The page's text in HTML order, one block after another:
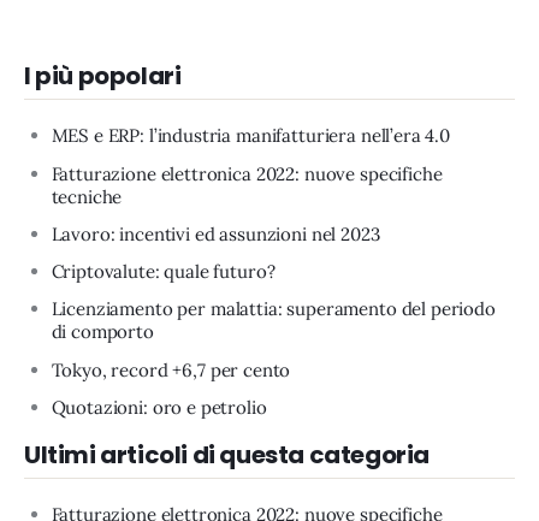
I più popolari
MES e ERP: l’industria manifatturiera nell’era 4.0
Fatturazione elettronica 2022: nuove specifiche
tecniche
Lavoro: incentivi ed assunzioni nel 2023
Criptovalute: quale futuro?
Licenziamento per malattia: superamento del periodo
di comporto
Tokyo, record +6,7 per cento
Quotazioni: oro e petrolio
Ultimi articoli di questa categoria
Fatturazione elettronica 2022: nuove specifiche